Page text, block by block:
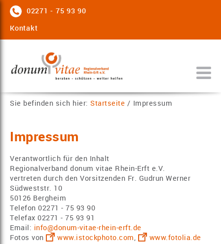
02271 - 75 93 90
Kontakt
Sie befinden sich hier: Startseite / Impressum
Impressum
Verantwortlich für den Inhalt
Regionalverband donum vitae Rhein-Erft e.V.
vertreten durch den Vorsitzenden Fr. Gudrun Werner
Südweststr. 10
50126 Bergheim
Telefon 02271 - 75 93 90
Telefax 02271 - 75 93 91
Email: info@donum-vitae-rhein-erft.de
Fotos von
www.istockphoto.com,
www.fotolia.de